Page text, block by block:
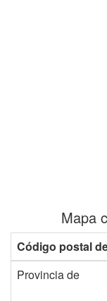
Mapa
Código postal
Provincia de